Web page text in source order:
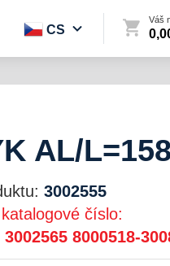
CS
Váš
AL/
3002555
číslo:
3002565 8000518-